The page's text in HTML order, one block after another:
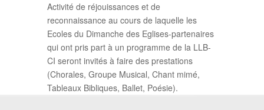
Activité de réjouissances et de
reconnaissance au cours de laquelle les
Ecoles du Dimanche des Eglises-partenaires
qui ont pris part à un programme de la LLB-
CI seront invités à faire des prestations
(Chorales, Groupe Musical, Chant mimé,
Tableaux Bibliques, Ballet, Poésie).